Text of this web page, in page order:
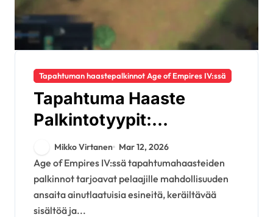
Tapahtuman haastepalkinnot Age of Empires IV:ssä
Tapahtuma Haaste
Palkintotyypit:
Ainutlaatuiset esineet,
Keräiltävät
ominaisuudet,
Mukautusvaihtoehdot
Mikko Virtanen Mar 12, 2026
Age of Empires IV:ssä tapahtumahaasteiden
palkinnot tarjoavat pelaajille mahdollisuuden
ansaita ainutlaatuisia esineitä, keräiltävää
sisältöä ja...